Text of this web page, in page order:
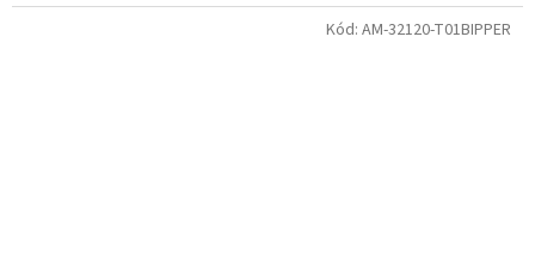
Kód: AM-32120-T01BIPPER